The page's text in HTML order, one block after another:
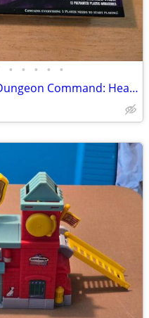
• • • • •
Used Dungeons & Dragons: Dungeon Command: Heart of Cormyr